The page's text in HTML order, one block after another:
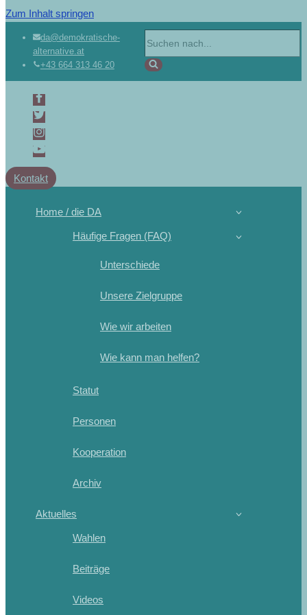
Zum Inhalt springen
da@demokratische-
alternative.at
+43 664 313 46 20
Kontakt
Home / die DA
Häufige Fragen (FAQ)
Unterschiede
Unsere Zielgruppe
Wie wir arbeiten
Wie kann man helfen?
Statut
Personen
Kooperation
Archiv
Aktuelles
Wahlen
Beiträge
Videos